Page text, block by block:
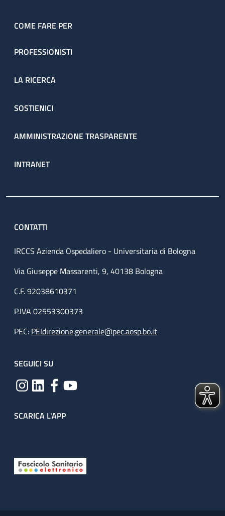
COME FARE PER
PROFESSIONISTI
LA RICERCA
SOSTIENICI
AMMINISTRAZIONE TRASPARENTE
INTRANET
CONTATTI
IRCCS Azienda Ospedaliero - Universitaria di Bologna
Via Giuseppe Massarenti, 9, 40138 Bologna
C.F. 92038610371
P.IVA 02553300373
PEC: PEIdirezione.generale@pec.aosp.bo.it
SEGUICI SU
SCARICA L'APP